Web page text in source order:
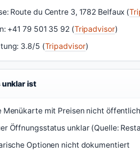
Route du Centre 3, 1782 Belfaux (
+41 79 501 35 92 (Tripadvisor)
3.8/5 (Tripadvisor)
unklar ist
Menükarte mit Preisen nicht
Öffnungsstatus unklar (Quelle:
Optionen nicht dokumentiert